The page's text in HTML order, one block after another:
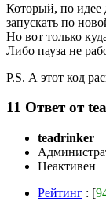
Который, по идее
запускать по
Но вот только
Либо пауза не
P.S. А этот код
11 Ответ от
teadrinker
Неактивен
Рейтинг : [